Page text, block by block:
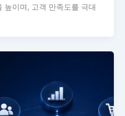
높이며, 고객 만족도를 극대